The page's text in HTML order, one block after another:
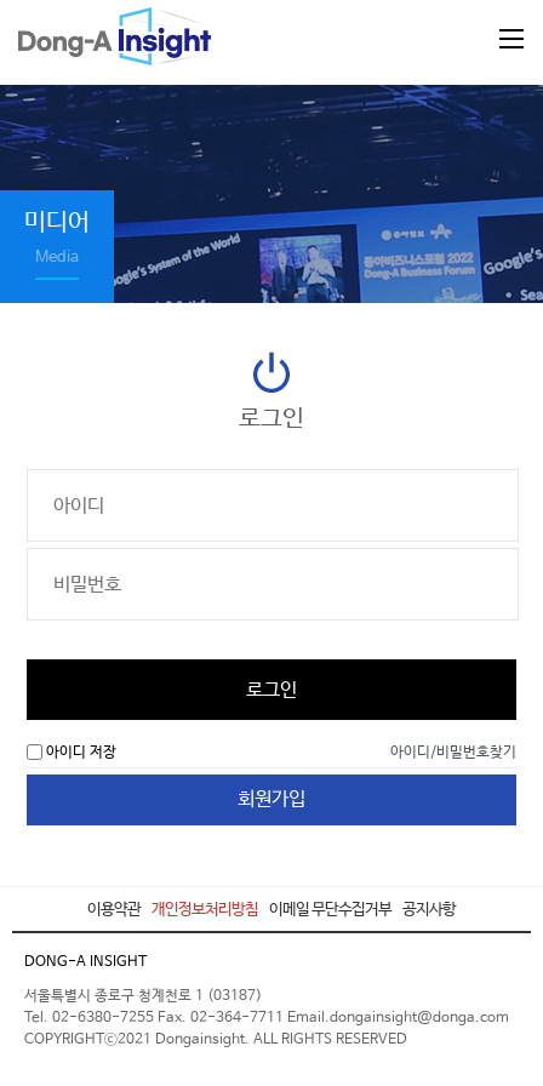
미디어
Media
로그인
로그인
아이디 저장 아이디/비밀번호찾기
회원가입
이용약관 개인정보처리방침 이메일 무단수집거부 공지사항
DONG-A INSIGHT
서울특별시 종로구 청계천로 1 (03187)
Tel. 02-6380-7255 Fax. 02-364-7711 Email.dongainsight@donga.com
COPYRIGHTⓒ2021 Dongainsight. ALL RIGHTS RESERVED